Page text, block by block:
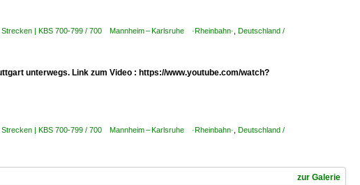
| KBS 700-799 / 700 Mannheim – Karlsruhe ·Rheinbahn· Deutschland /
unterwegs. Link zum Video : https://www.youtube.com/watch?
| KBS 700-799 / 700 Mannheim – Karlsruhe ·Rheinbahn· Deutschland /
zur Galerie